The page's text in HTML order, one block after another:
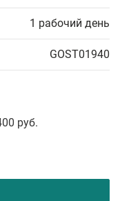
1 рабочий день
GOST01940
руб.